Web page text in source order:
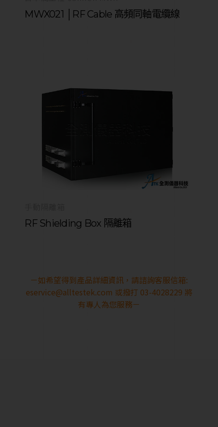
MWX021 │RF Cable 高頻同軸電纜線
RF Shielding Box 隔離箱
－如希望得到產品詳細資訊，請諮詢客服信箱:
eservice@alltestek.com 或撥打 03-4028229 將
有專人為您服務－